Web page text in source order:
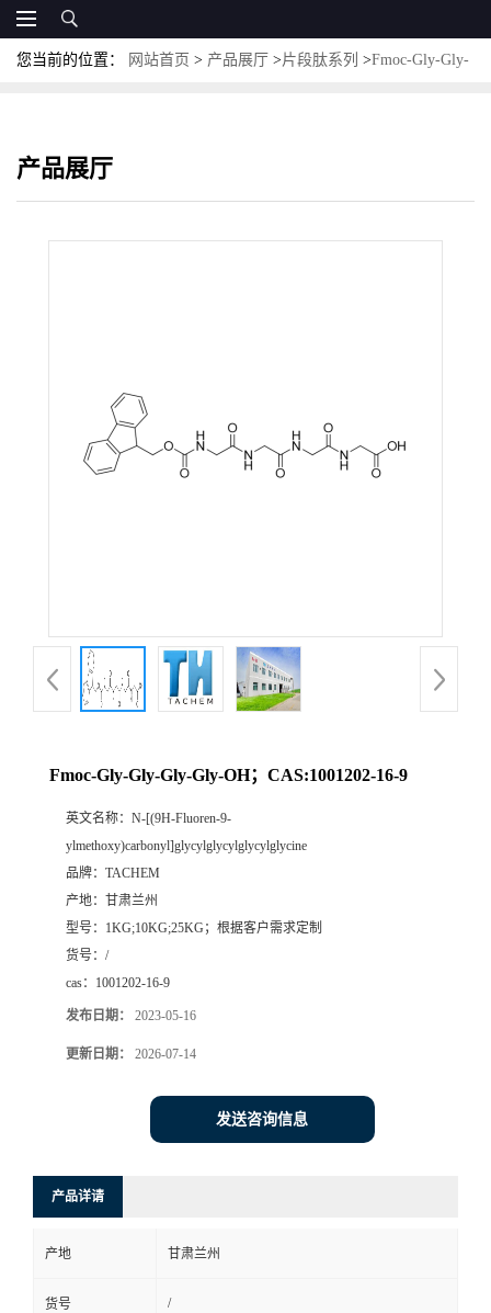
您当前的位置： 网站首页 > 产品展厅 >片段肽系列 >Fmoc-Gly-Gly-
产品展厅
Fmoc-Gly-Gly-Gly-Gly-OH；CAS:1001202-16-9
英文名称： N-[(9H-Fluoren-9-
ylmethoxy)carbonyl]glycylglycylglycylglycine
品牌： TACHEM
产地： 甘肃兰州
型号： 1KG;10KG;25KG；根据客户需求定制
货号： /
cas： 1001202-16-9
发布日期： 2023-05-16
更新日期： 2026-07-14
发送咨询信息
产品详请
产地 甘肃兰州
货号 /